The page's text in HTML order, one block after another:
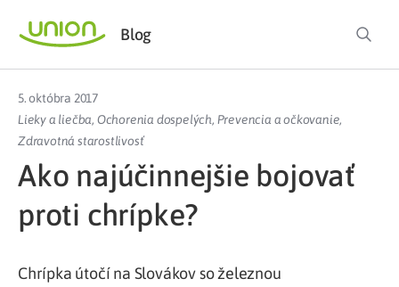
Blog
5. októbra 2017
Lieky a liečba, Ochorenia dospelých, Prevencia a očkovanie,
Zdravotná starostlivosť
Ako najúčinnejšie bojovať
proti chrípke?
Chrípka útočí na Slovákov so železnou